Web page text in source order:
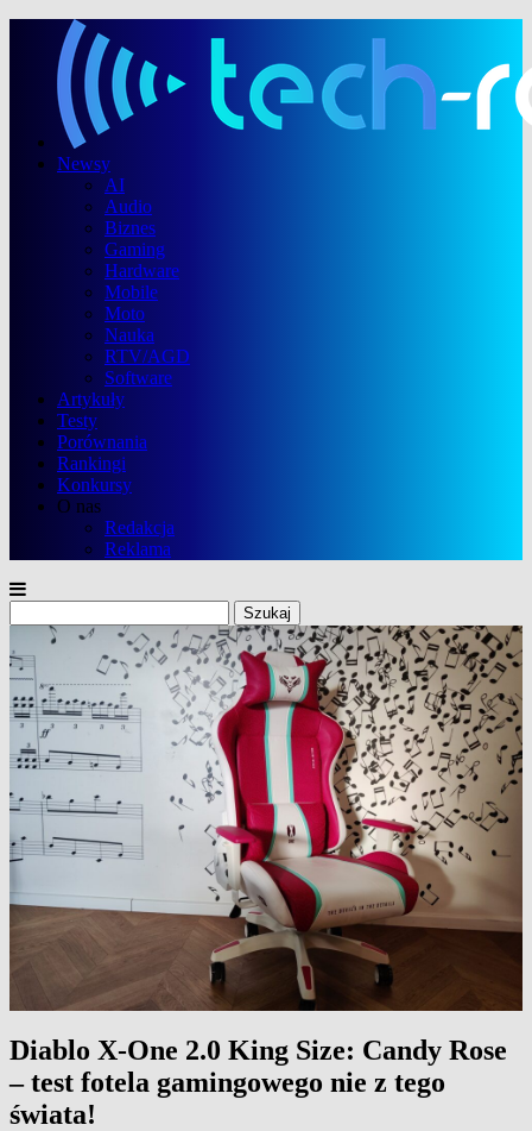
Newsy
AI
Audio
Biznes
Gaming
Hardware
Mobile
Moto
Nauka
RTV/AGD
Software
Artykuły
Testy
Porównania
Rankingi
Konkursy
O nas
Redakcja
Reklama
Diablo X-One 2.0 King Size: Candy Rose
– test fotela gamingowego nie z tego
świata!